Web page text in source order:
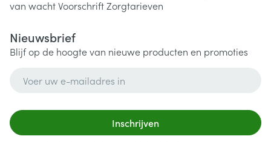
van wachtVoorschriftZorgtarieven
Nieuwsbrief
Blijf op de hoogte van nieuwe producten en promoties
Inschrijven